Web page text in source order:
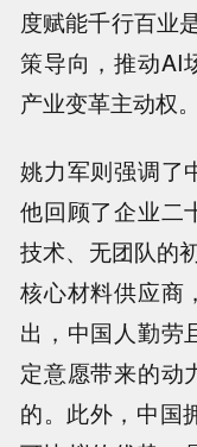
度赋能千行百业
策导向，推动AI
产业变革主动权。
姚力军则强调了
他回顾了企业二
技术、无团队的
核心材料供应商
出，中国人勤劳
定意愿带来的动
的。此外，中国